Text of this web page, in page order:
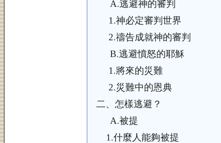
A.逃避神的審判
1.神必定審判世界
2.禱告成就神的審判
B.逃避憤怒的耶穌
1.將來的災難
2.災難中的恩典
二、 怎樣逃避？
A.被提
1.什麼人能夠被提